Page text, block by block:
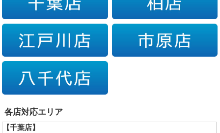
各店対応エリア
【千葉店】